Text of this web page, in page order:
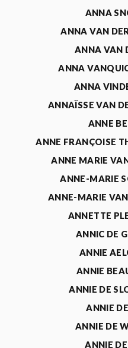
ANNA
ANNA VAN
ANNA VAN
ANNA
ANNA
ANNAÏSSE VAN
ANNE
ANNE FRANÇOISE
ANNE MARIE
ANNE-MARIE
ANNE-MARIE
ANNETTE
ANNIC DE
ANNIE
ANNIE
ANNIE DE
ANNIE
ANNIE DE
ANNIE